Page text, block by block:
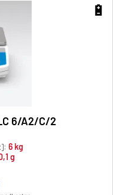
🔋
6/A2/C/2
6 kg
g